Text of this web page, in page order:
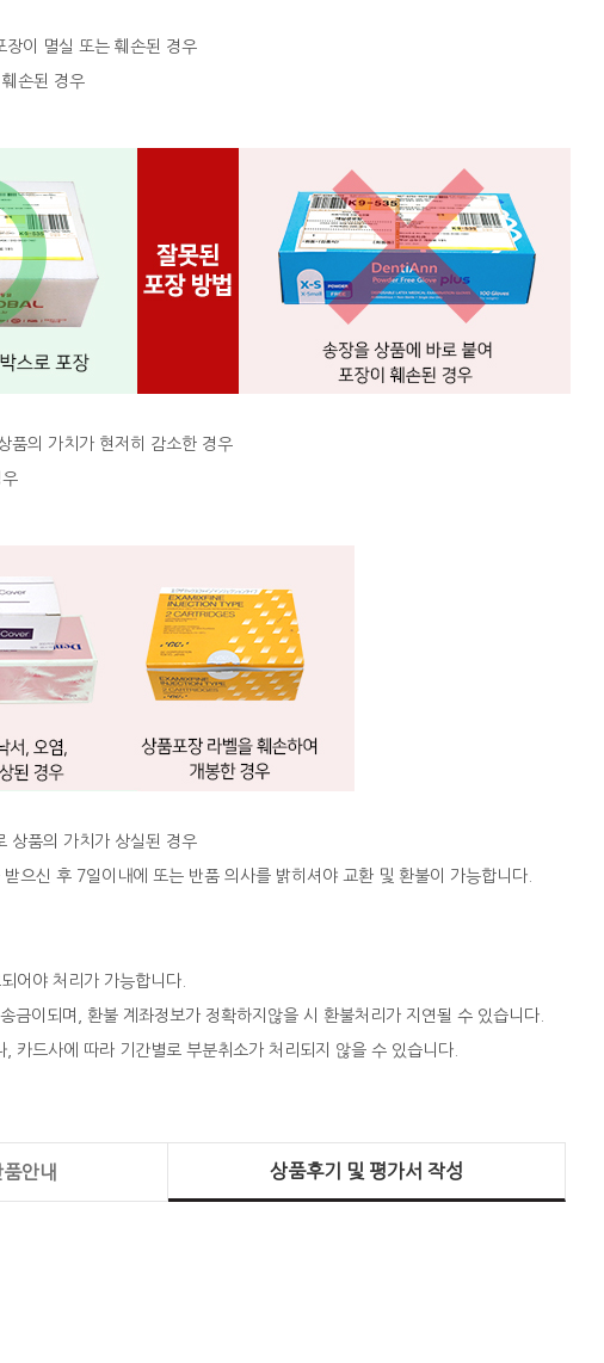
장이 멸실 또는 훼손된 경우
손된 경우
품의 가치가 현저히 감소한 경우
상품의 가치가 상실된 경우
으신 후 7일이내에 또는 반품 의사를 밝히셔야 교환 및 환불이 가능합니다.
어야 처리가 가능합니다.
금이되며, 환불 계좌정보가 정확하지않을 시 환불처리가 지연될 수 있습니다.
카드사에 따라 기간별로 부분취소가 처리되지 않을 수 있습니다.
안내 상품후기 및 평가서 작성